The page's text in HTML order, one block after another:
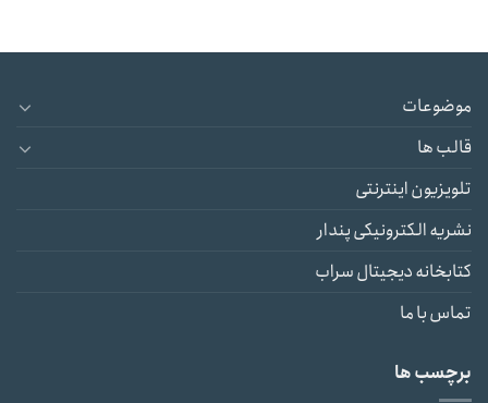
موضوعات
قالب ها
تلویزیون اینترنتی
نشریه الکترونیکی پندار
کتابخانه دیجیتال سراب
تماس با ما
برچسب ها